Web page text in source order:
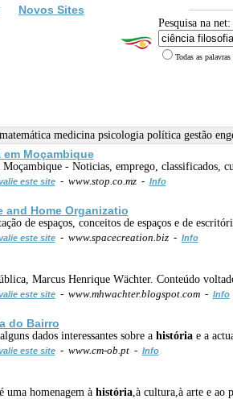
Novos Sites
Pesquisa na net:
Todas as palavras
medicina psicologia política gestão
Moçambique
- Noticias, emprego, classificados,
este site- www.stop.co.mz - Info
and Home Organizatio
de espaços, conceitos de espaços e de
este site- www.spacecreation.biz - Info
Marcus Henrique Wächter. Conteúdo
este site- www.mhwachter.blogspot.com - Info
do Bairro
dados interessantes sobre a históriae a
este site- www.cm-ob.pt - Info
uma homenagem à história,à cultura,à arte e ao